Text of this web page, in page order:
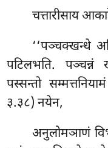
चत्तारीसाय
‘‘पञ्चक्खन्धे
पटिलभति. पञ्चन्नं
पस्सन्तो
३.३८) नयेन,
अनुलोमञाणं